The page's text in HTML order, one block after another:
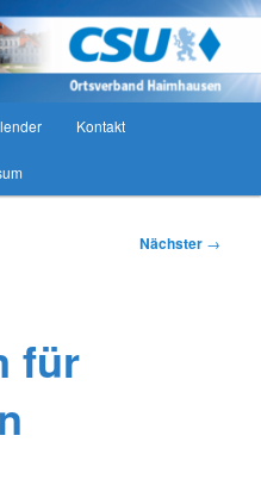
Haimhausen
Kontakt
Nächster →
für